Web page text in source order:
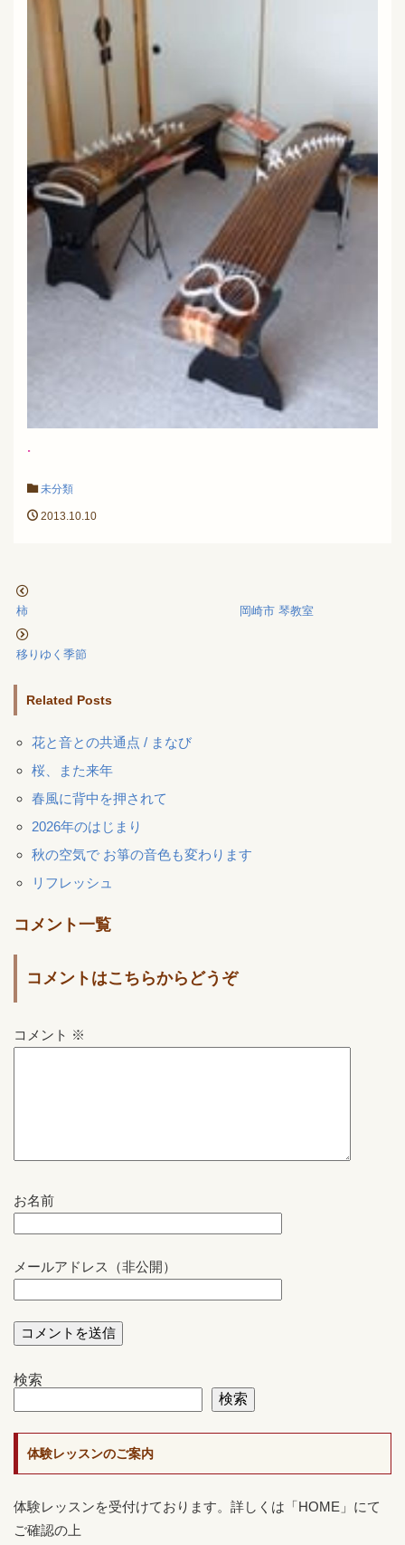
.
未分類
2013.10.10
柿 岡崎市 琴教室
移りゆく季節
Related Posts
花と音との共通点 / まなび
桜、また来年
春風に背中を押されて
2026年のはじまり
秋の空気で お箏の音色も変わります
リフレッシュ
コメント一覧
コメントはこちらからどうぞ
コメント ※
お名前
メールアドレス（非公開）
検索
検索
体験レッスンのご案内
体験レッスンを受付けております。詳しくは「HOME」にて
ご確認の上